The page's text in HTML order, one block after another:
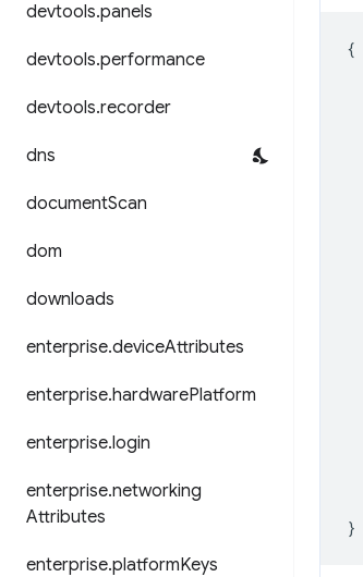
devtools.panels
devtools.performance
devtools.recorder
dns
documentScan
dom
downloads
enterprise.deviceAttributes
enterprise.hardwarePlatform
enterprise.login
enterprise.networking
Attributes
enterprise.platformKeys
{
}